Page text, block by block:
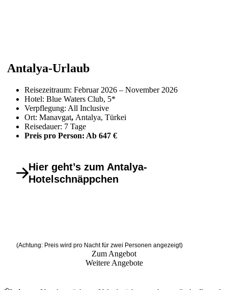
Antalya-Urlaub
Reisezeitraum: Februar 2026 – November 2026
Hotel: Blue Waters Club, 5*
Verpflegung: All Inclusive
Ort: Manavgat, Antalya, Türkei
Reisedauer: 7 Tage
Preis pro Person: Ab 647 €
Hier geht’s zum Antalya-
Hotelschnäppchen
(Achtung: Preis wird pro Nacht für zwei Personen angezeigt)
Zum Angebot
Weitere Angebote